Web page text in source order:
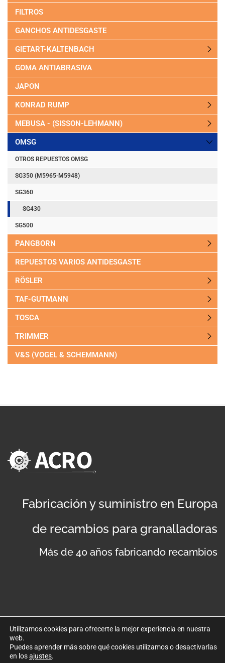
FILTROS
GANCHOS ANTIDESGASTE
GIETART-KALTENBACH
GOMA ANTIABRASIVA
JAPON
KONRAD RUMP
MEBUSA - (SISSON-LEHMANN)
OMSG
OTROS REPUESTOS OMSG
SG350 (M5965-M5948)
SG360
SG430
SG500
PANGBORN
REPUESTOS VARIOS ANTIDESGASTE
RÖSLER
TAF-GUTMANN
TOSCA
TRIMMER
V&S (VOGEL & SCHEMMANN)
Fabricación y suministro en Europa
de recambios para granalladoras
Más de 40 años fabricando recambios
©Copyright 2019. Disseny web per Bredax
Utilizamos cookies para ofrecerte la mejor experiencia en nuestra
web.
Puedes aprender más sobre qué cookies utilizamos o desactivarlas
en losajustes.